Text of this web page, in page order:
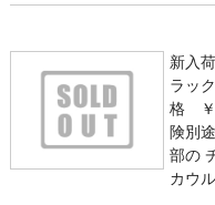
新入
ラッ
格 ￥
険別
部の
カウ